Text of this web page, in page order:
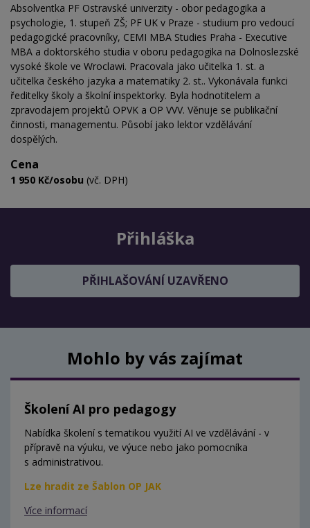
Absolventka PF Ostravské univerzity - obor pedagogika a
psychologie, 1. stupeň ZŠ; PF UK v Praze - studium pro vedoucí
pedagogické pracovníky, CEMI MBA Studies Praha - Executive
MBA a doktorského studia v oboru pedagogika na Dolnoslezské
vysoké škole ve Wroclawi. Pracovala jako učitelka 1. st. a
učitelka českého jazyka a matematiky 2. st.. Vykonávala funkci
ředitelky školy a školní inspektorky. Byla hodnotitelem a
zpravodajem projektů OPVK a OP VVV. Věnuje se publikační
činnosti, managementu. Působí jako lektor vzdělávání
dospělých.
Cena
1 950 Kč/osobu (vč. DPH)
Přihláška
PŘIHLAŠOVÁNÍ UZAVŘENO
Mohlo by vás zajímat
Školení AI pro pedagogy
Nabídka školení s tematikou využití AI ve vzdělávání - v
přípravě na výuku, ve výuce nebo jako pomocníka
s administrativou.
Lze hradit ze Šablon OP JAK
Více informací